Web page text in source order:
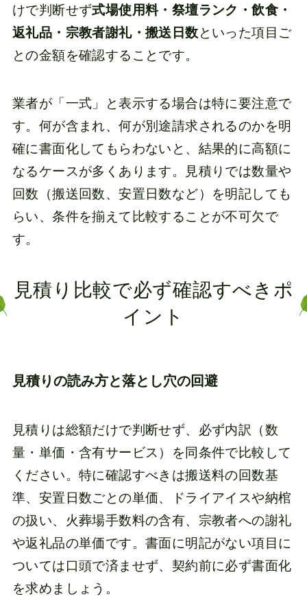
けで判断せず式場使用料・祭壇ランク・飲食・
返礼品・宗教者謝礼・搬送日数といった項目ご
との金額を確認することです。
業者が「一式」と表示する場合は特に要注意で
す。何が含まれ、何が別途請求されるのかを明
確に書面化してもらわないと、結果的に高額に
なるケースが多くあります。見積りでは数量や
回数（搬送回数、安置日数など）を明記しても
らい、条件を揃えて比較することが不可欠で
す。
見積り比較で必ず確認すべきポ
イント
見積りの読み方と落とし穴の回避
見積りは総額だけで判断せず、必ず内訳（数
量・単価・含有サービス）を同条件で比較して
ください。特に確認すべきは搬送料の回数基
準、安置日数ごとの単価、ドライアイスや納棺
の扱い、火葬場手数料の含有、宗教者への謝礼
や返礼品の単価です。書面に明記がない項目に
ついては口頭で済ませず、契約前に必ず書面化
を求めましょう。